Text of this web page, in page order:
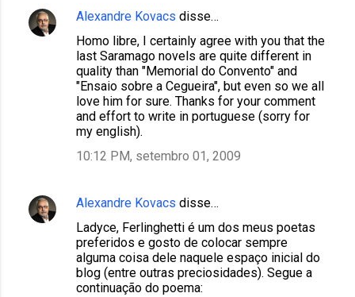
Alexandre Kovacs disse…
Homo libre, I certainly agree with you that the
last Saramago novels are quite different in
quality than "Memorial do Convento" and
"Ensaio sobre a Cegueira", but even so we all
love him for sure. Thanks for your comment
and effort to write in portuguese (sorry for
my english).
10:12 PM, setembro 01, 2009
Alexandre Kovacs disse…
Ladyce, Ferlinghetti é um dos meus poetas
preferidos e gosto de colocar sempre
alguma coisa dele naquele espaço inicial do
blog (entre outras preciosidades). Segue a
continuação do poema: